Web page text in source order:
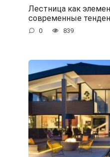
Лестница как
современные
0 839